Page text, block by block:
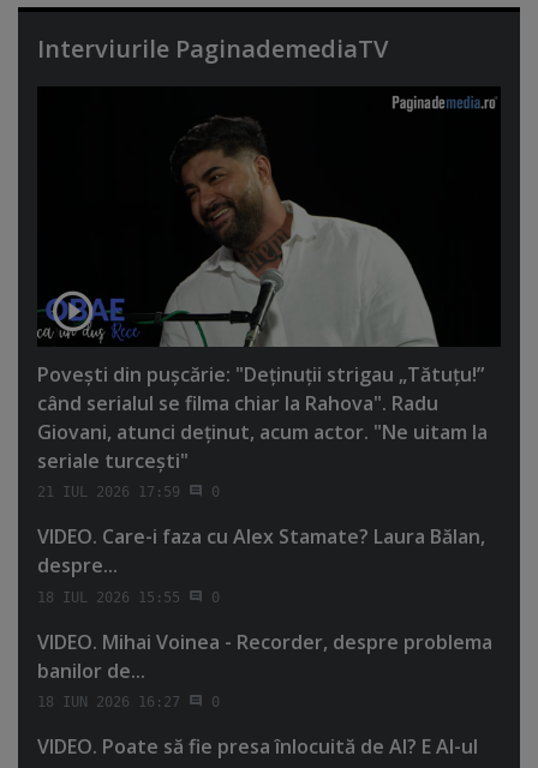
Interviurile PaginademediaTV
Poveşti din puşcărie: "Deţinuţii strigau „Tătuţu!”
când serialul se filma chiar la Rahova". Radu
Giovani, atunci deţinut, acum actor. "Ne uitam la
seriale turceşti"
21 IUL 2026 17:59 0
VIDEO. Care-i faza cu Alex Stamate? Laura Bălan,
despre...
18 IUL 2026 15:55 0
VIDEO. Mihai Voinea - Recorder, despre problema
banilor de...
18 IUN 2026 16:27 0
VIDEO. Poate să fie presa înlocuită de AI? E AI-ul